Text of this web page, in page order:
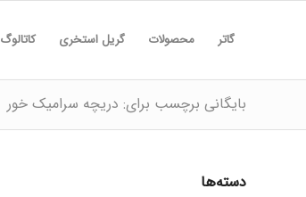
گاتر محصولات گریل استخری کاتالوگ
بایگانی برچسب برای: دریچه سرامیک خور
دسته‌ها